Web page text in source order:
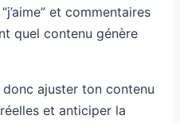
et commentaires
quel contenu génère
ajuster ton contenu
et anticiper la